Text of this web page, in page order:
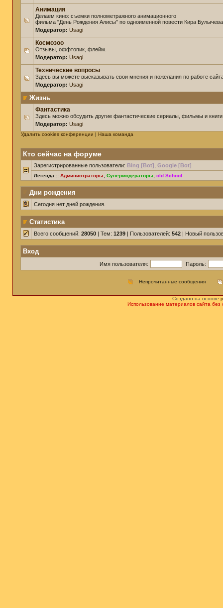
Анимация
Делаем кино: съемки полнометражного анимационного
фильма "День Рождения Алисы" по одноименной повести Кира
Модератор: Usagi
Космозоо
Отзывы, оффтопик, флейм.
Модератор: Usagi
Технические вопросы
Здесь вы можете высказывать свои мнения и пожелания по работе
Модератор: Usagi
Жизнь
Фантастика
Здесь можно обсудить другие фантастические сериалы, фильмы и
Модератор: Usagi
Удалить cookies конференции | Наша команда
Кто сейчас на форуме
Зарегистрированные пользователи: Bing [Bot] Google [Bot]
Легенда :: Администраторы Супермодераторы old School
Дни рождения
Сегодня нет дней рождения.
Статистика
Всего сообщений: 28050 | Тем: 1239 | Пользователей: 542 | Новый
Вход
Имя пользователя: Пароль:
Непрочитанные сообщения
Создано на основе
Использование материалов сайта